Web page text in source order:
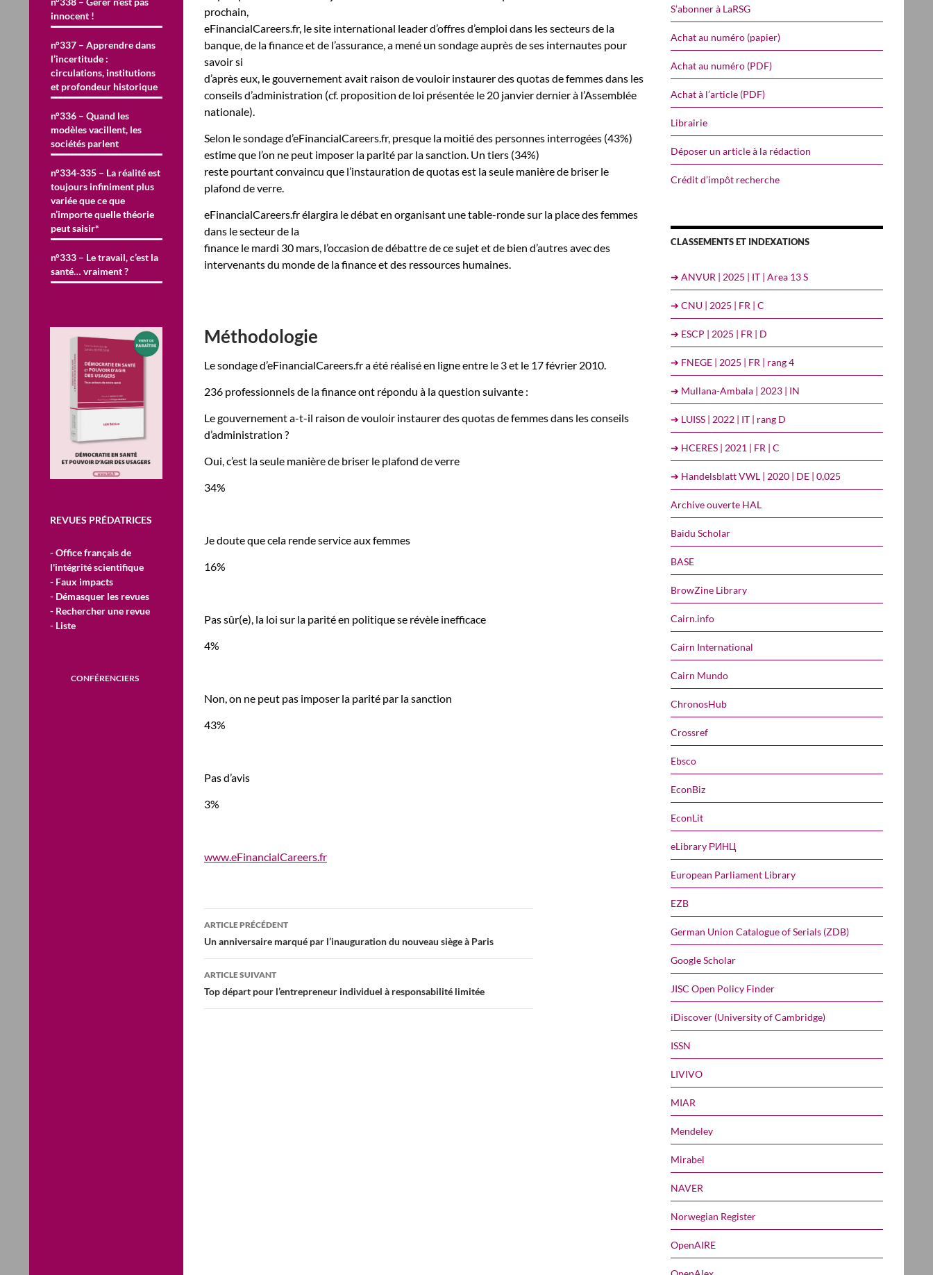
prochain,
eFinancialCareers.fr, le site international leader d’offres d’emploi dans les secteurs de la
banque, de la finance et de l’assurance, a mené un sondage auprès de ses internautes pour
savoir si
d’après eux, le gouvernement avait raison de vouloir instaurer des quotas de femmes dans les
conseils d’administration (cf. proposition de loi présentée le 20 janvier dernier à l’Assemblée
nationale).
Selon le sondage d’eFinancialCareers.fr, presque la moitié des personnes interrogées (43%)
estime que l’on ne peut imposer la parité par la sanction. Un tiers (34%)
reste pourtant convaincu que l’instauration de quotas est la seule manière de briser le
plafond de verre.
eFinancialCareers.fr élargira le débat en organisant une table-ronde sur la place des femmes
dans le secteur de la
finance le mardi 30 mars, l’occasion de débattre de ce sujet et de bien d’autres avec des
intervenants du monde de la finance et des ressources humaines.
Méthodologie
Le sondage d’eFinancialCareers.fr a été réalisé en ligne entre le 3 et le 17 février 2010.
236 professionnels de la finance ont répondu à la question suivante :
Le gouvernement a-t-il raison de vouloir instaurer des quotas de femmes dans les conseils
d’administration ?
Oui, c’est la seule manière de briser le plafond de verre
34%
Je doute que cela rende service aux femmes
16%
Pas sûr(e), la loi sur la parité en politique se révèle inefficace
4%
Non, on ne peut pas imposer la parité par la sanction
43%
Pas d’avis
3%
www.eFinancialCareers.fr
Navigation
des
articles
ARTICLE PRÉCÉDENT
Un anniversaire marqué par l’inauguration du nouveau siège à Paris
ARTICLE SUIVANT
Top départ pour l’entrepreneur individuel à responsabilité limitée
S’abonner à LaRSG
Achat au numéro (papier)
Achat au numéro (PDF)
Achat à l’article (PDF)
Librairie
Déposer un article à la rédaction
Crédit d’impôt recherche
CLASSEMENTS ET INDEXATIONS
➔ ANVUR | 2025 | IT | Area 13 S
➔ CNU | 2025 | FR | C
➔ ESCP | 2025 | FR | D
➔ FNEGE | 2025 | FR | rang 4
➔ Mullana-Ambala | 2023 | IN
➔ LUISS | 2022 | IT | rang D
➔ HCERES | 2021 | FR | C
➔ Handelsblatt VWL | 2020 | DE | 0,025
Archive ouverte HAL
Baidu Scholar
BASE
BrowZine Library
Cairn.info
Cairn International
Cairn Mundo
ChronosHub
Crossref
Ebsco
EconBiz
EconLit
eLibrary РИНЦ
European Parliament Library
EZB
German Union Catalogue of Serials (ZDB)
Google Scholar
JISC Open Policy Finder
iDiscover (University of Cambridge)
ISSN
LIVIVO
MIAR
Mendeley
Mirabel
NAVER
Norwegian Register
OpenAIRE
innocent !
n°337 – Apprendre dans
l’incertitude :
circulations, institutions
et profondeur historique
n°336 – Quand les
modèles vacillent, les
sociétés parlent
n°334-335 – La réalité est
toujours infiniment plus
variée que ce que
n’importe quelle théorie
peut saisir*
n°333 – Le travail, c’est la
santé… vraiment ?
REVUES PRÉDATRICES
- Office français de
l'intégrité scientifique
- Faux impacts
- Démasquer les revues
- Rechercher une revue
- Liste
CONFÉRENCIERS